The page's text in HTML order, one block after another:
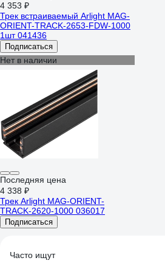
4 353 ₽
Трек встраиваемый Arlight MAG-
ORIENT-TRACK-2653-FDW-1000
1шт 041436
Подписаться
Нет в наличии
Последняя цена
4 338 ₽
Трек Arlight MAG-ORIENT-
TRACK-2620-1000 036017
Подписаться
Часто ищут